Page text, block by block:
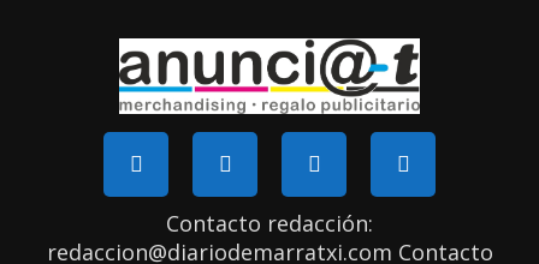
Contacto redacción:
redaccion@diariodemarratxi.com Contacto